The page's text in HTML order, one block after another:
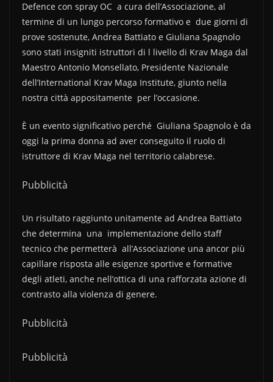
Defence con spray OC a cura dell’Associazione, al
termine di un lungo percorso formativo e due giorni di
prove sostenute, Andrea Battiato e Giuliana Spagnolo
sono stati insigniti istruttori di l livello di Krav Maga dal
Maestro Antonio Monsellato, Presidente Nazionale
dell’International Krav Maga Institute, giunto nella
nostra città appositamente per l’occasione.
È un evento significativo perché Giuliana Spagnolo è da
oggi la prima donna ad aver conseguito il ruolo di
istruttore di Krav Maga nel territorio calabrese.
Pubblicità
Un risultato raggiunto unitamente ad Andrea Battiato
che determina una implementazione dello staff
tecnico che permetterà all’Associazione una ancor più
capillare risposta alle esigenze sportive e formative
degli atleti, anche nell’ottica di una rafforzata azione di
contrasto alla violenza di genere.
Pubblicità
Pubblicità